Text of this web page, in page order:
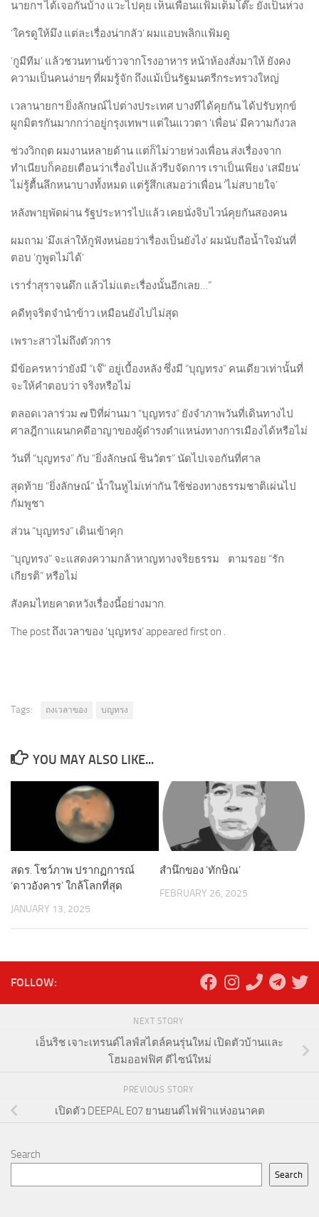
นายกฯ ได้เจอกันบ้าง แวะไปคุย เห็นเพื่อนแฟ้มเต็มโต๊ะ ยังเป็นห่วง
‘ใครดูให้มึง แต่ละเรื่องน่ากลัว’ ผมแอบพลิกแฟ้มดู
‘กูมีทีม’ แล้วชวนทานข้าวจากโรงอาหาร หน้าห้องสั่งมาให้ ยังคง
ความเป็นคนง่ายๆ ที่ผมรู้จัก ถึงแม้เป็นรัฐมนตรีกระทรวงใหญ่
เวลานายกฯ ยิ่งลักษณ์ไปต่างประเทศ บางทีได้คุยกัน ได้ปรับทุกข์
ผูกมิตรกันมากกว่าอยู่กรุงเทพฯ แต่ในแววตา ‘เพื่อน’ มีความกังวล
ช่วงวิกฤต ผมงานหลายด้าน แต่ก็ไม่วายห่วงเพื่อน ส่งเรื่องจาก
ทำเนียบก็คอยเตือนว่าเรื่องไปแล้วรีบจัดการ เราเป็นเพียง ‘เสมียน’
ไม่รู้ตื้นลึกหนาบางทั้งหมด แต่รู้สึกเสมอว่าเพื่อน ‘ไม่สบายใจ’
หลังพายุพัดผ่าน รัฐประหารไปแล้ว เคยนั่งจิบไวน์คุยกันสองคน
ผมถาม​ ‘มึงเล่าให้กูฟังหน่อยว่าเรื่องเป็นยังไง’ ผมนับถือน้ำใจมันที่
ตอบ ‘กูพูดไม่ได้’
เราร่ำสุราจนดึก แล้วไม่แตะเรื่องนั้นอีกเลย…”
คดีทุจริตจำนำข้าว เหมือนยังไปไม่สุด
เพราะสาวไม่ถึงตัวการ
มีข้อครหาว่ายังมี “เจ๊” อยู่เบื้องหลัง ซึ่งมี “บุญทรง” คนเดียวเท่านั้นที่
จะให้คำตอบว่า จริงหรือไม่
ตลอดเวลาร่วม ๗ ปีที่ผ่านมา “บุญทรง” ยังจำภาพวันที่เดินทางไป
ศาลฎีกาแผนกคดีอาญาของผู้ดำรงตำแหน่งทางการเมืองได้หรือไม่
วันที่ “บุญทรง” กับ “ยิ่งลักษณ์ ชินวัตร” นัดไปเจอกันที่ศาล
สุดท้าย “ยิ่งลักษณ์” น้ำในหูไม่เท่ากัน ใช้ช่องทางธรรมชาติเผ่นไป
กัมพูชา
ส่วน “บุญทรง” เดินเข้าคุก
“บุญทรง” จะแสดงความกล้าหาญทางจริยธรรม ตามรอย “รัก
เกียรติ” หรือไม่
สังคมไทยคาดหวังเรื่องนี้อย่างมาก.
The post ถึงเวลาของ ‘บุญทรง’ appeared first on .
Tags: ถงเวลาของ บญทรง
YOU MAY ALSO LIKE...
สดร. โชว์ภาพ ปรากฏการณ์
‘ดาวอังคาร’ ใกล้โลกที่สุด
JANUARY 13, 2025
สำนึกของ ‘ทักษิณ’
FEBRUARY 26, 2025
FOLLOW:
NEXT STORY
เอ็นริช เจาะเทรนด์ไลฟ์สไตล์คนรุ่นใหม่ เปิดตัวบ้านและ
โฮมออฟฟิศ ดีไซน์ใหม่
PREVIOUS STORY
เปิดตัว DEEPAL E07 ยานยนต์ไฟฟ้าแห่งอนาคต
Search
Search